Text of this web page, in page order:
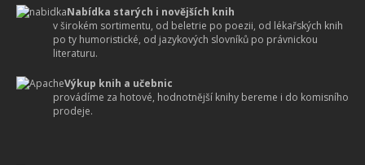
Nabídka starých i novějších knih
v širokém sortimentu, od beletrie po poezii, od lékařských knih
po ty humoristické, od jazykových slovníků po právnickou
literaturu.
Výkup knih a učebnic
provádíme za hotové, hodnotnější knihy bereme i do komisního
prodeje.